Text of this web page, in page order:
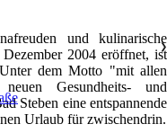
und kulinarische
2004 eröffnet, ist
dem Motto "mit allen
Gesundheits- und
Steben eine entspannende
Urlaub für zwischendrin.
❯